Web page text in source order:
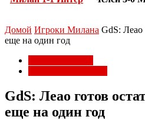
Домой Игроки Милана GdS: Леао
еще на один год
GdS: Леао готов
еще на один год